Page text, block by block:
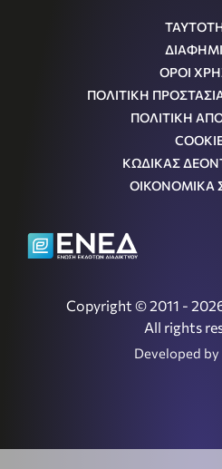
ΟΡΟΙ
ΠΟΛΙΤΙΚΗ
ΠΟΛΙΤΙΚΗ
ΚΩΔΙΚΑΣ
ΟΙΚΟΝΟΜΙΚΑ
Copyright © 2011 -
All rights
Developed by